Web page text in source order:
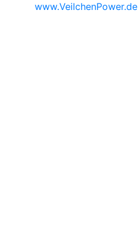
www.VeilchenPower.de